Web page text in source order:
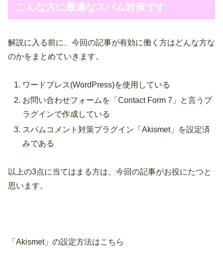
こんな方に最適なスパム対策です
解説に入る前に、今回の記事が有効に働く方はどんな方な
のかをまとめていきます。
ワードプレス(WordPress)を使用している
お問い合わせフォームを「Contact Form 7」と言うプ
ラグインで作成している
スパムコメント対策プラグイン「Akismet」を設定済
みである
以上の3点に当てはまる方は、今回の記事がお役にたつと
思います。
「Akismet」の設定方法はこちら